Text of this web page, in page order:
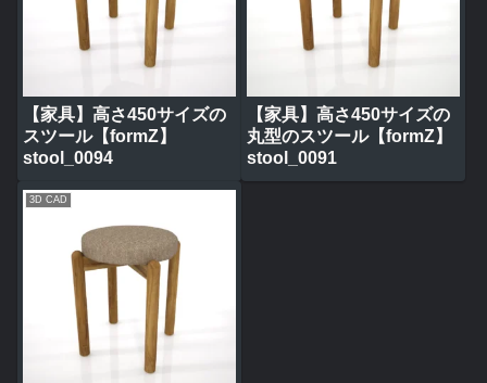
【家具】高さ450サイズの
スツール【formZ】
stool_0094
【家具】高さ450サイズの
丸型のスツール【formZ】
stool_0091
3D CAD